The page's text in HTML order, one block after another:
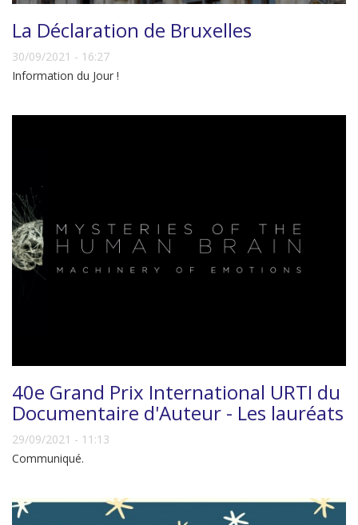
La Déclaration de Bruxelles
30/09/2021 - 16:27
Information du Jour !
40e Grand Prix International URTI du
Documentaire d'Auteur - Les lauréats
29/09/2021 - 11:13
Communiqué.